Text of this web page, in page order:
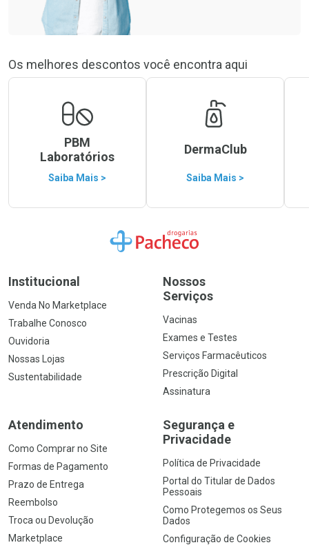
Os melhores descontos você encontra aqui
PBM
Laboratórios
Saiba Mais >
DermaClub
Saiba Mais >
Ir para a Home
Institucional
Venda No Marketplace
Trabalhe Conosco
Ouvidoria
Nossas Lojas
Sustentabilidade
Nossos
Serviços
Vacinas
Exames e Testes
Serviços Farmacêuticos
Prescrição Digital
Assinatura
Atendimento
Como Comprar no Site
Formas de Pagamento
Prazo de Entrega
Reembolso
Troca ou Devolução
Marketplace
Segurança e
Privacidade
Política de Privacidade
Portal do Titular de Dados
Pessoais
Como Protegemos os Seus
Dados
Configuração de Cookies